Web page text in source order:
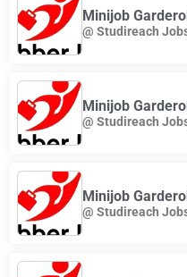
Minijob
@ Studireach
Minijob
@ Studireach
Minijob
@ Studireach